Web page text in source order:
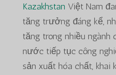
Kazakhstan Việt Nam
tăng trưởng đáng kể,
tăng trong nhiều ngành
nước tiếp tục công
sản xuất hóa chất, khai